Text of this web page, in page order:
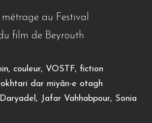
au Festival
film de Beyrouth
couleur, VOSTF, fiction
dar miyân-e otagh
Jafar Vahhabpour, Sonia